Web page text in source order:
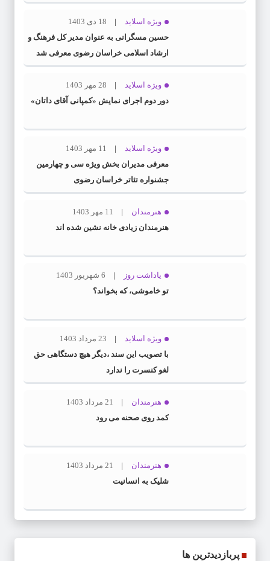
ویژه اسلاید
18 دی 1403
حسین مسگرانی به عنوان مدیر کل فرهنگ و
ارشاد اسلامی خراسان رضوی معرفی شد
ویژه اسلاید
28 مهر 1403
دور دوم اجرای نمایش «کمپانی آقای داتان»
ویژه اسلاید
11 مهر 1403
معرفی مدیران بخش ویژه سی و چهارمین
جشنواره تئاتر خراسان رضوی
هنرمندان
11 مهر 1403
هنرمندان زیادی خانه نشین شده اند
یاداشت روز
6 شهریور 1403
تو خاموشی، که بخواند؟
ویژه اسلاید
23 مرداد 1403
با تصویب این سند ،دیگر هیچ دستگاهی حق
لغو کنسرت را ندارد
هنرمندان
21 مرداد 1403
کمد روی صحنه می رود
هنرمندان
21 مرداد 1403
شلیک به انسانیت
پربازدیدترین ها